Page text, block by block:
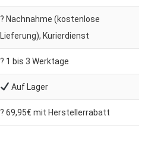
? Nachnahme (kostenlose
Lieferung), Kurierdienst
?️ 1 bis 3 Werktage
Auf Lager
? 69,95€ mit Herstellerrabatt